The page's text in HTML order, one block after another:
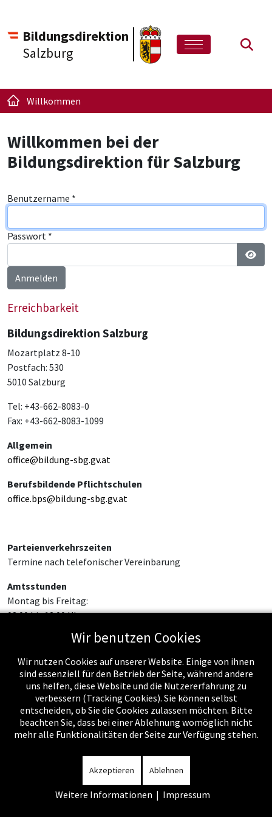
Bildungsdirektion
Salzburg
Willkommen
Willkommen bei der
Bildungsdirektion für Salzburg
Benutzername *
Passwort *
Anmelden
Erreichbarkeit
Bildungsdirektion Salzburg
Mozartplatz 8-10
Postfach: 530
5010 Salzburg
Tel: +43-662-8083-0
Fax: +43-662-8083-1099
Allgemein
office@bildung-sbg.gv.at
Berufsbildende Pflichtschulen
office.bps@bildung-sbg.gv.at
Parteienverkehrszeiten
Termine nach telefonischer Vereinbarung
Amtsstunden
Montag bis Freitag:
08:00 bis 12:00 Uhr
Wir benutzen Cookies
Wir nutzen Cookies auf unserer Website. Einige von ihnen
sind essenziell für den Betrieb der Seite, während andere
uns helfen, diese Website und die Nutzererfahrung zu
verbessern (Tracking Cookies). Sie können selbst
entscheiden, ob Sie die Cookies zulassen möchten. Bitte
beachten Sie, dass bei einer Ablehnung womöglich nicht
mehr alle Funktionalitäten der Seite zur Verfügung stehen.
Akzeptieren Ablehnen
Weitere Informationen | Impressum